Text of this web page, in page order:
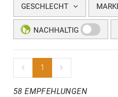
GESCHLECHT
NACHHALTIG
1
58 EMPFEHLUNGEN